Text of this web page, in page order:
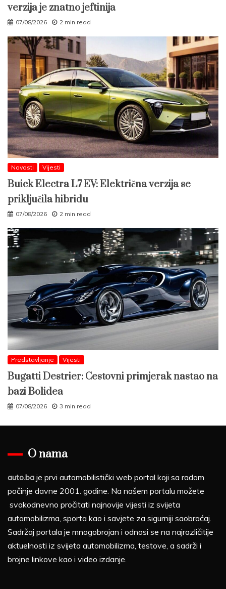
verzija je znatno jeftinija
07/08/2026 2 min read
Novosti Vijesti
Buick Electra L7 EV: Električna verzija se
priključila hibridu
07/08/2026 2 min read
Predstavljanje Vijesti
Bugatti Destrier: Cestovni primjerak nastao na
bazi Bolidea
07/08/2026 3 min read
O nama
auto.ba je prvi automobilistički web portal koji sa radom
počinje davne 2001. godine. Na našem portalu možete
svakodnevno pročitati najnovije vijesti iz svijeta
automobilizma, sporta kao i savjete za sigurniji saobraćaj.
Sadržaj portala je mnogobrojan i odnosi se na najrazličitije
aktuelnosti iz svijeta automobilizma, testove, a sadrži i
brojne linkove kao i video izdanje.